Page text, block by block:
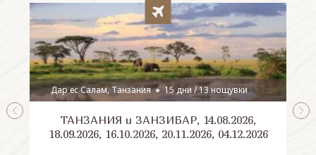
Дар ес Салам, Танзания 15 дни / 13 нощувки
ТАНЗАНИЯ и ЗАНЗИБАР, 14.08.2026,
18.09.2026, 16.10.2026, 20.11.2026, 04.12.2026